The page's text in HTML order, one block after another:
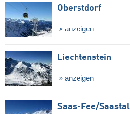
Oberstdorf
anzeigen
Liechtenstein
anzeigen
Saas-Fee/​Saastal